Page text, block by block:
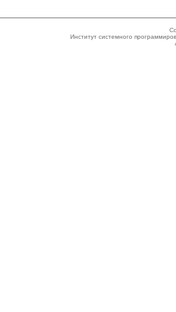
Институт системного